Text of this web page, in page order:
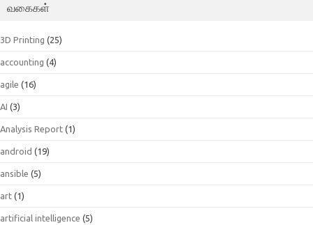
வகைகள்
3D Printing (25)
accounting (4)
agile (16)
AI (3)
Analysis Report (1)
android (19)
ansible (5)
art (1)
artificial intelligence (5)